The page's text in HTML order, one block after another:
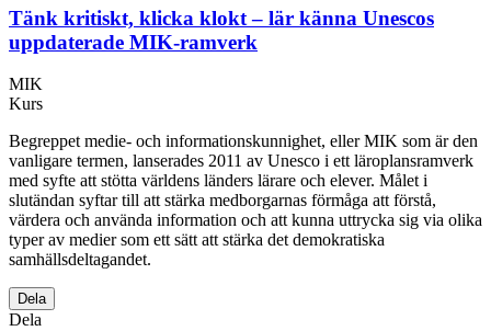
Tänk kritiskt, klicka klokt – lär känna Unescos
uppdaterade MIK-ramverk
MIK
Kurs
Begreppet medie- och informationskunnighet, eller MIK som är den
vanligare termen, lanserades 2011 av Unesco i ett läroplansramverk
med syfte att stötta världens länders lärare och elever. Målet i
slutändan syftar till att stärka medborgarnas förmåga att förstå,
värdera och använda information och att kunna uttrycka sig via olika
typer av medier som ett sätt att stärka det demokratiska
samhällsdeltagandet.
Dela
Dela